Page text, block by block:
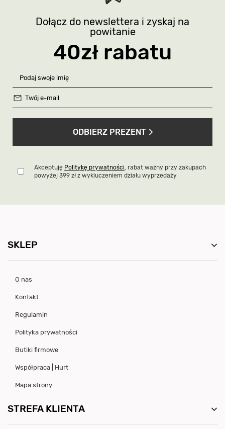
Dołącz do newslettera i zyskaj na
powitanie
40zł rabatu
ODBIERZ PREZENT
Akceptuję Politykę prywatności, rabat ważny przy zakupach
powyżej 399 zł z wykluczeniem działu wyprzedaży
SKLEP
O nas
Kontakt
Regulamin
Polityka prywatności
Butiki firmowe
Współpraca | Hurt
Mapa strony
STREFA KLIENTA